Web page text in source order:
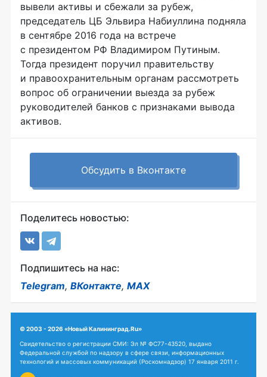
вывели активы и сбежали за рубеж,
председатель ЦБ Эльвира Набиуллина подняла
в сентябре 2016 года на встрече
с президентом РФ Владимиром Путиным.
Тогда президент поручил правительству
и правоохранительным органам рассмотреть
вопрос об ограничении выезда за рубеж
руководителей банков с признаками вывода
активов.
Обсудить в Вконтакте
Поделитесь новостью:
Подпишитесь на нас:
Telegram, ВКонтакте, MAX
© 2003 - 2026 «Новый Калининград.Ru»
Свидетельство о регистрации СМИ: Эл № ФС77-43520, выдано
Федеральной службой по надзору в сфере связи, информационных
технологий и массовых коммуникаций (Роскомнадзор) 17 января 2011 г.